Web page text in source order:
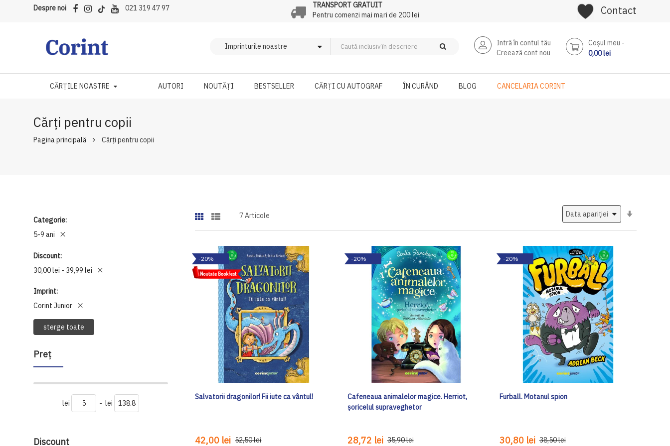
Despre noi 021 319 47 97
TRANSPORT GRATUIT
Pentru comenzi mai mari de 200 lei
Contact
Intră în contul tău
Creează cont nou
Coşul meu
0,00 lei
CĂRȚILE NOASTRE AUTORI NOUTĂȚI BESTSELLER CĂRȚI CU AUTOGRAF ÎN CURÂND BLOG CANCELARIA CORINT
Cărți pentru copii
Pagina principală Cărți pentru copii
Categorie
5-9 ani
Discount
30,00 lei - 39,99 lei
Imprint
Corint Junior
sterge toate
Preţ
lei - lei
Discount
7Articole
-20%
Salvatorii dragonilor! Fii iute ca vântul!
42,00 lei 52,50 lei
-20%
Cafeneaua animalelor magice. Herriot,
șoricelul supraveghetor
28,72 lei 35,90 lei
-20%
Furball. Motanul spion
30,80 lei 38,50 lei